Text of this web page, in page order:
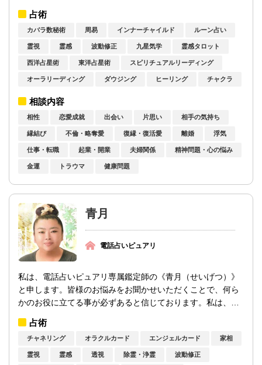
占術
カバラ数秘術 周易 インナーチャイルド ルーン占い
霊視 霊感 波動修正 九星気学 霊感タロット
西洋占星術 東洋占星術 スピリチュアルリーディング
オーラリーディング ダウジング ヒーリング チャクラ
相談内容
相性 恋愛成就 出会い 片思い 相手の気持ち
縁結び 不倫・略奪愛 復縁・復活愛 離婚 浮気
仕事・転職 起業・開業 夫婦関係 精神問題・心の悩み
金運 トラウマ 健康問題
青月
電話占いピュアリ
私は、電話占いピュアリ専属鑑定師の《青月（せいげつ）》
と申します。皆様のお悩みをお聞かせいただくことで、何ら
かのお役に立てる事が必ずあると信じております。私は、幼
占術
チャネリング オラクルカード エンジェルカード 家相
霊視 霊感 透視 除霊・浄霊 波動修正